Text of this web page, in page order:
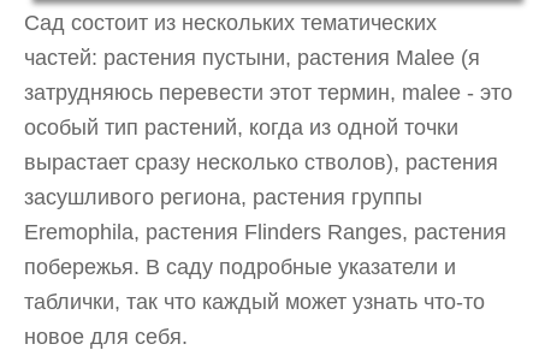
Сад состоит из нескольких тематических
частей: растения пустыни, растения Malee (я
затрудняюсь перевести этот термин, malee - это
особый тип растений, когда из одной точки
вырастает сразу несколько стволов), растения
засушливого региона, растения группы
Eremophila, растения Flinders Ranges, растения
побережья. В саду подробные указатели и
таблички, так что каждый может узнать что-то
новое для себя.